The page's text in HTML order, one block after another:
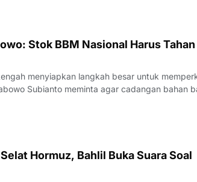
Stok BBM Nasional Harus Tahan
menyiapkan langkah besar untuk
Subianto meminta agar cadangan bahan
signifikan hingga mampu bertahan selama tiga
Hormuz, Bahlil Buka Suara Soal